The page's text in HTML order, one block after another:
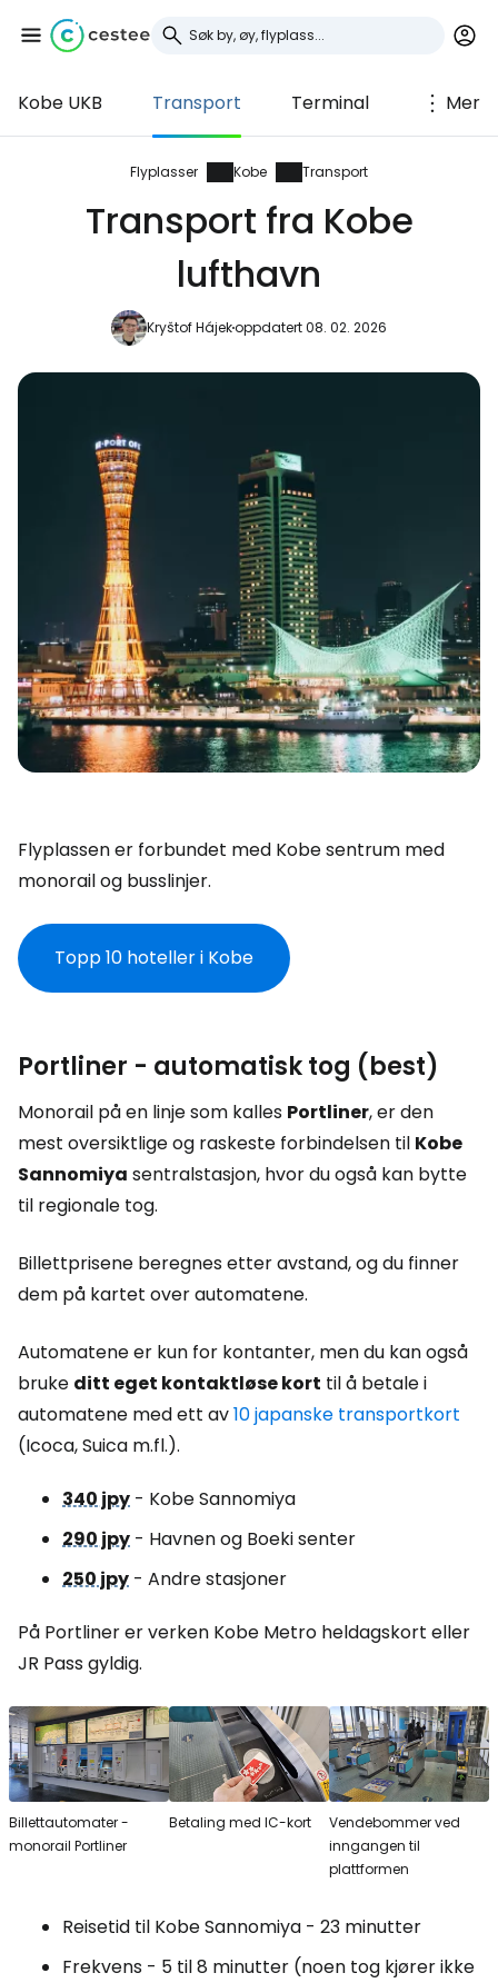
Kobe UKB Transport Terminal Mer
Flyplasser Kobe Transport
Transport fra Kobe
lufthavn
Kryštof Hájekoppdatert 08. 02. 2026
Flyplassen er forbundet med Kobe sentrum med
monorail og busslinjer.
Topp 10 hoteller i Kobe
Portliner - automatisk tog (best)
Monorail på en linje som kalles Portliner, er den
mest oversiktlige og raskeste forbindelsen til Kobe
Sannomiya sentralstasjon, hvor du også kan bytte
til regionale tog.
Billettprisene beregnes etter avstand, og du finner
dem på kartet over automatene.
Automatene er kun for kontanter, men du kan også
bruke ditt eget kontaktløse kort til å betale i
automatene med ett av10 japanske transportkort
(Icoca, Suica m.fl.).
340 jpy - Kobe Sannomiya
290 jpy - Havnen og Boeki senter
250 jpy - Andre stasjoner
På Portliner er verken Kobe Metro heldagskort eller
JR Pass gyldig.
Billettautomater -
monorail Portliner
Betaling med IC-kort
Vendebommer ved
inngangen til
plattformen
Reisetid til Kobe Sannomiya - 23 minutter
Frekvens - 5 til 8 minutter (noen tog kjører ikke
Logg inn på Cestee
... det verdensomspennende
Fortsett med Google
Fortsett med e-post